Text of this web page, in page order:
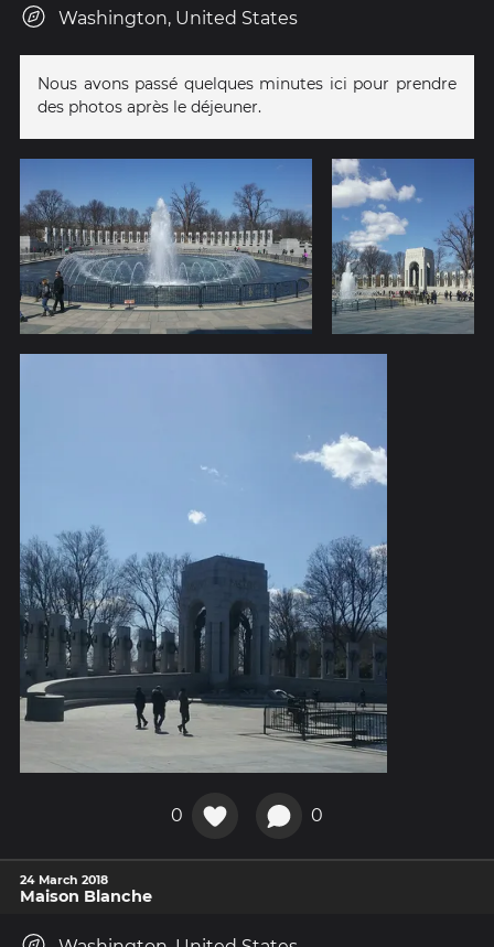
Washington, United States
Nous avons passé quelques minutes ici pour prendre
des photos après le déjeuner.
0 0
24 March 2018
Maison Blanche